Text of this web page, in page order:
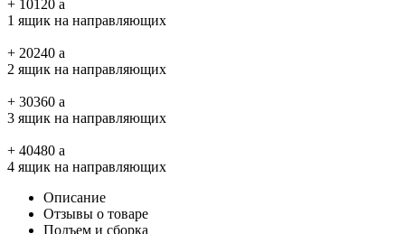
+ 10120 a
1 ящик на направляющих
+ 20240 a
2 ящик на направляющих
+ 30360 a
3 ящик на направляющих
+ 40480 a
4 ящик на направляющих
Описание
Отзывы о товаре
Подъем и сборка